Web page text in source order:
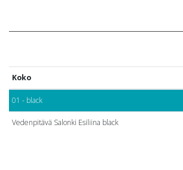
Koko
01 - black
Vedenpitävä Salonki Esiliina black